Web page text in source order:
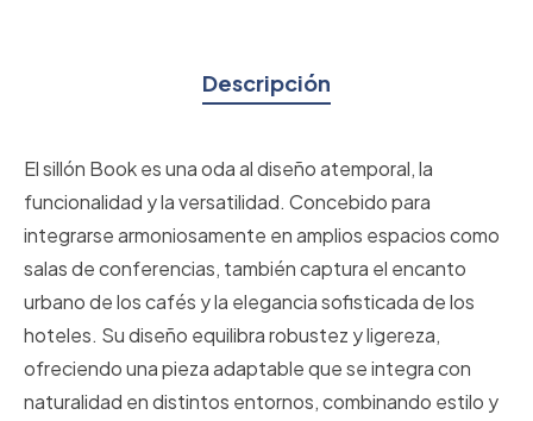
Descripción
El sillón Book es una oda al diseño atemporal, la
funcionalidad y la versatilidad. Concebido para
integrarse armoniosamente en amplios espacios como
salas de conferencias, también captura el encanto
urbano de los cafés y la elegancia sofisticada de los
hoteles. Su diseño equilibra robustez y ligereza,
ofreciendo una pieza adaptable que se integra con
naturalidad en distintos entornos, combinando estilo y